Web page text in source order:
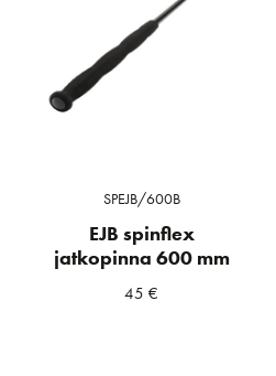
SPEJB/600B
EJB spinflex
jatkopinna 600 mm
45€